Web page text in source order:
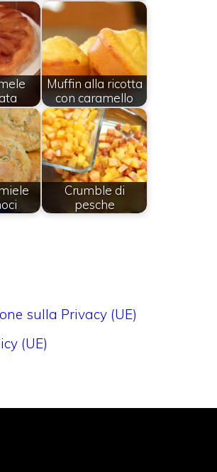
Muffin alla ricotta
con caramello
Crumble di
pesche
sulla Privacy (UE)
(UE)